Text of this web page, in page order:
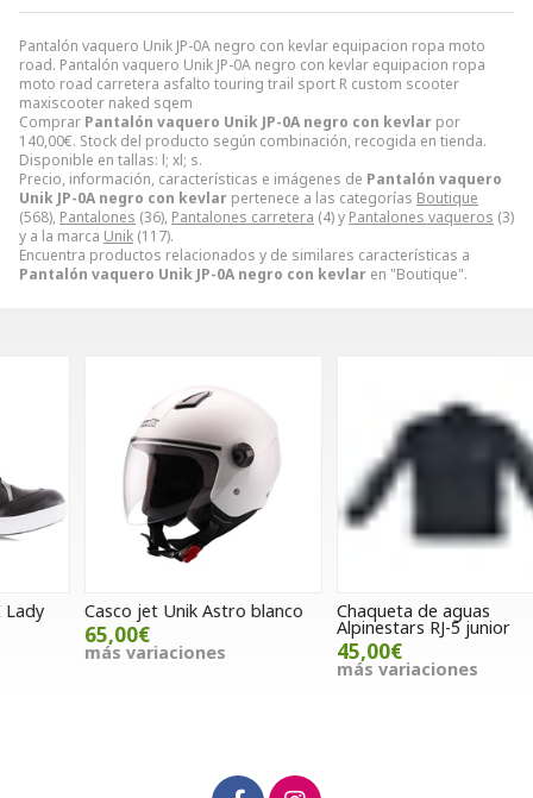
Pantalón vaquero Unik JP-0A negro con kevlar equipacion ropa moto
road. Pantalón vaquero Unik JP-0A negro con kevlar equipacion ropa
moto road carretera asfalto touring trail sport R custom scooter
maxiscooter naked sqem
Comprar Pantalón vaquero Unik JP-0A negro con kevlar por
140,00€. Stock del producto según combinación, recogida en tienda.
Disponible en tallas: l; xl; s.
Precio, información, características e imágenes de Pantalón vaquero
Unik JP-0A negro con kevlar pertenece a las categorías Boutique
(568), Pantalones (36), Pantalones carretera (4) y Pantalones vaqueros (3)
y a la marca Unik (117).
Encuentra productos relacionados y de similares características a
Pantalón vaquero Unik JP-0A negro con kevlar en "Boutique".
Casco jet Unik Astro blanco
más variaciones
Chaqueta de aguas
Alpinestars RJ-5 junior
más variaciones